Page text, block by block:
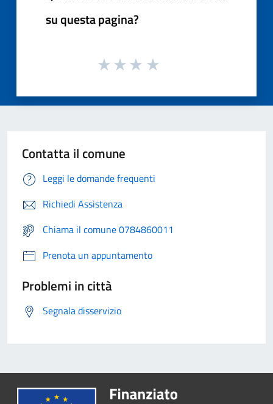
su questa pagina?
Contatta il comune
Leggi le domande frequenti
Richiedi Assistenza
Chiama il comune 0784860011
Prenota un appuntamento
Problemi in città
Segnala disservizio